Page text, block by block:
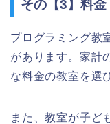
その【3】料
プログラミング教
があります。家計
な料金の教室を選
また、教室が子ど